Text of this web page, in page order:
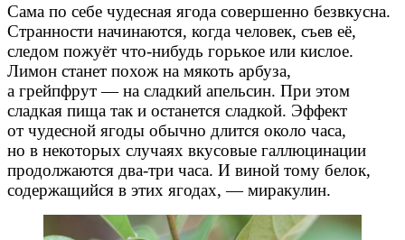
Сама по себе чудесная ягода совершенно безвкусна.
Странности начинаются, когда человек, съев её,
следом пожуёт что-нибудь горькое или кислое.
Лимон станет похож на мякоть арбуза,
а грейпфрут — на сладкий апельсин. При этом
сладкая пища так и останется сладкой. Эффект
от чудесной ягоды обычно длится около часа,
но в некоторых случаях вкусовые галлюцинации
продолжаются два-три часа. И виной тому белок,
содержащийся в этих ягодах, — миракулин.